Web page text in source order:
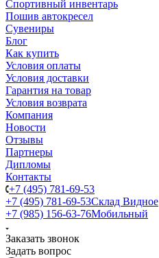
Спортивный инвентарь
Пошив автокресел
Сувениры
Блог
Как купить
Условия оплаты
Условия доставки
Гарантия на товар
Условия возврата
Компания
Новости
Отзывы
Партнеры
Дипломы
Контакты
+7 (495) 781-69-53
+7 (495) 781-69-53Склад Видное
+7 (985) 156-63-76Мобильный
Заказать звонок
Задать вопрос